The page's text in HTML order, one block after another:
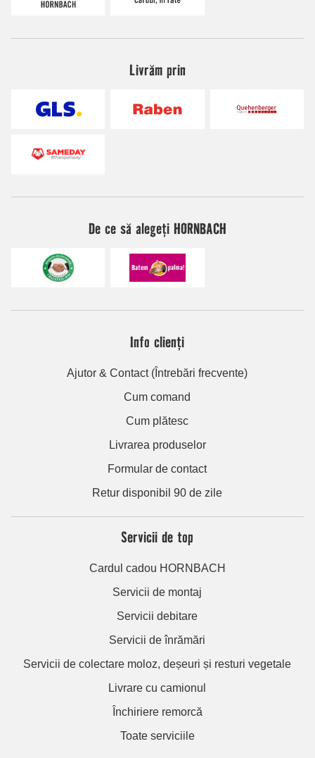
Livrăm prin
De ce să alegeți HORNBACH
Info clienți
Ajutor & Contact (Întrebări frecvente)
Cum comand
Cum plătesc
Livrarea produselor
Formular de contact
Retur disponibil 90 de zile
Servicii de top
Cardul cadou HORNBACH
Servicii de montaj
Servicii debitare
Servicii de înrămări
Servicii de colectare moloz, deșeuri și resturi vegetale
Livrare cu camionul
Închiriere remorcă
Toate serviciile